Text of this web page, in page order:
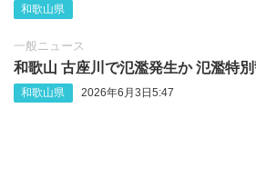
和歌山県
一般ニュース
和歌山 古座川で氾濫発生か 氾濫特
和歌山県 2026年6月3日5:47